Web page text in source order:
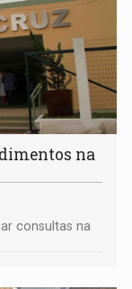
na
consultas na